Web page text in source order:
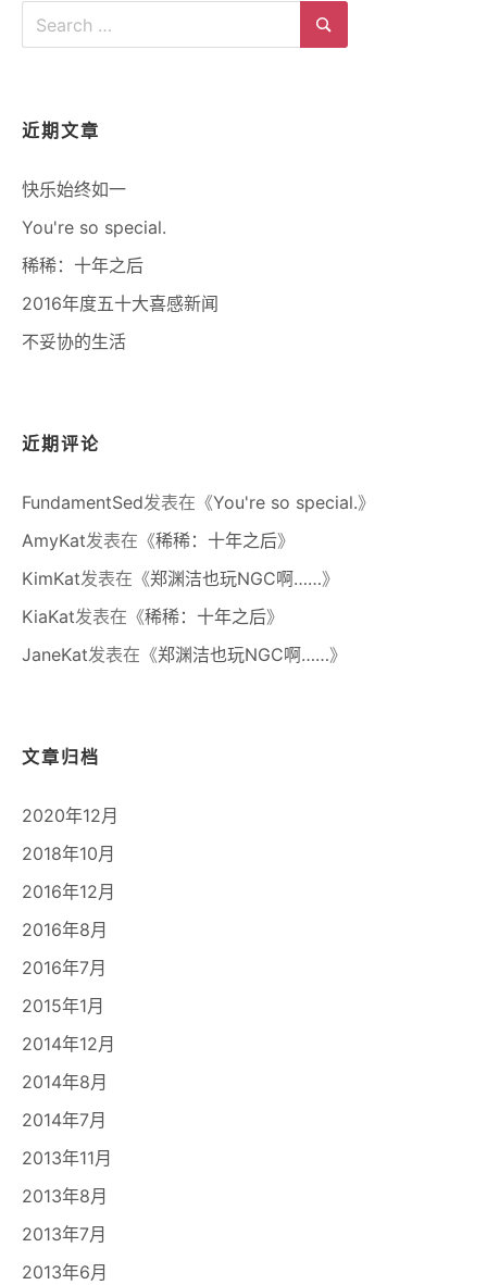
Search
for:
Search
近期文章
快乐始终如一
You're so special.
稀稀：十年之后
2016年度五十大喜感新闻
不妥协的生活
近期评论
FundamentSed发表在《You're so special.》
AmyKat发表在《稀稀：十年之后》
KimKat发表在《郑渊洁也玩NGC啊……》
KiaKat发表在《稀稀：十年之后》
JaneKat发表在《郑渊洁也玩NGC啊……》
文章归档
2020年12月
2018年10月
2016年12月
2016年8月
2016年7月
2015年1月
2014年12月
2014年8月
2014年7月
2013年11月
2013年8月
2013年7月
2013年6月